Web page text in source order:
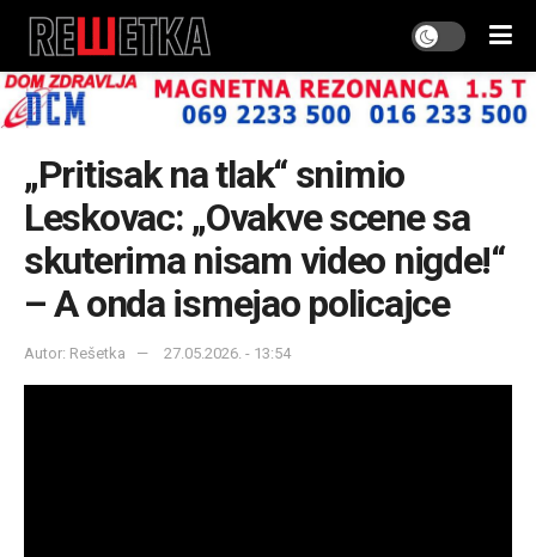
„Pritisak na tlak“ snimio
Leskovac: „Ovakve scene sa
skuterima nisam video nigde!“
– A onda ismejao policajce
Autor: Rešetka 27.05.2026. - 13:54